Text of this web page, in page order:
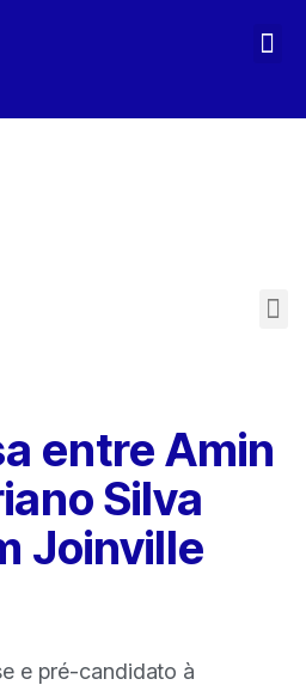
entre Amin
Silva
Joinville
e pré-candidato à